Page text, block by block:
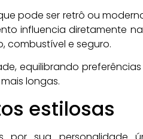
pode ser retrô ou
influencia diretamente
combustível e seguro.
equilibrando
longas.
estilosas